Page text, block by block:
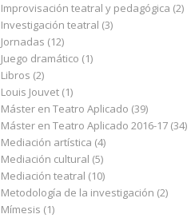
Improvisación teatral y pedagógica (2)
Investigación teatral (3)
Jornadas (12)
Juego dramático (1)
Libros (2)
Louis Jouvet (1)
Máster en Teatro Aplicado (39)
Máster en Teatro Aplicado 2016-17 (34)
Mediación artística (4)
Mediación cultural (5)
Mediación teatral (10)
Metodología de la investigación (2)
Mímesis (1)